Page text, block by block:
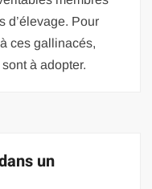
d’élevage. Pour
ces gallinacés,
à adopter.
un